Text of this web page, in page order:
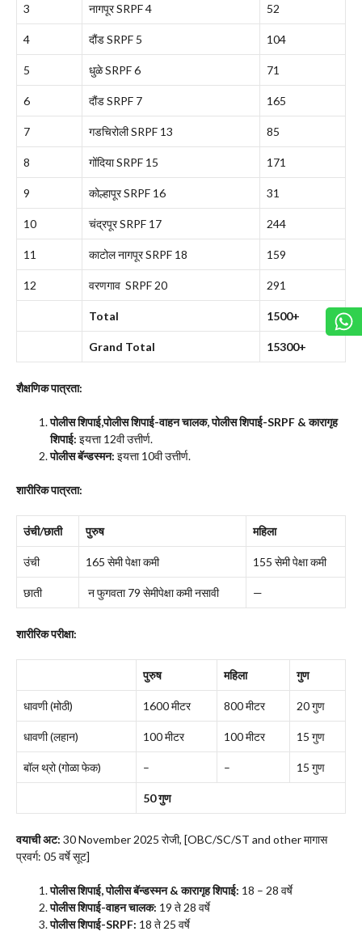
3 नागपूर SRPF 4 52
4 दौंड SRPF 5 104
5 धुळे SRPF 6 71
6 दौंड SRPF 7 165
7 गडचिरोली SRPF 13 85
8 गोंदिया SRPF 15 171
9 कोल्हापूर SRPF 16 31
10 चंद्रपूर SRPF 17 244
11 काटोल नागपूर SRPF 18 159
12 वरणगाव SRPF 20 291
Total 1500+
Grand Total 15300+
शैक्षणिक पात्रता:
पोलीस शिपाई,पोलीस शिपाई-वाहन चालक, पोलीस शिपाई-SRPF & कारागृह
शिपाई: इयत्ता 12वी उत्तीर्ण.
पोलीस बॅन्डस्मन: इयत्ता 10वी उत्तीर्ण.
शारीरिक पात्रता:
उंची/छाती पुरुष महिला
उंची 165 सेमी पेक्षा कमी 155 सेमी पेक्षा कमी
छाती न फुगवता 79 सेमीपेक्षा कमी नसावी —
शारीरिक परीक्षा:
पुरुष महिला गुण
धावणी (मोठी) 1600 मीटर 800 मीटर 20 गुण
धावणी (लहान) 100 मीटर 100 मीटर 15 गुण
बॉल थ्रो (गोळा फेक) – – 15 गुण
50 गुण
वयाची अट: 30 November 2025 रोजी, [OBC/SC/ST and other मागास
प्रवर्ग: 05 वर्षे सूट]
पोलीस शिपाई, पोलीस बॅन्डस्मन & कारागृह शिपाई: 18 – 28 वर्षे
पोलीस शिपाई-वाहन चालक: 19 ते 28 वर्षे
पोलीस शिपाई-SRPF: 18 ते 25 वर्षे